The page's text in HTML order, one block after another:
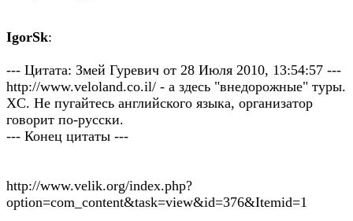
IgorSk:
--- Цитата: Змей Гуревич от 28 Июля 2010, 13:54:57 ---
http://www.veloland.co.il/ - а здесь "внедорожные" туры.
XC. Не пугайтесь английского языка, организатор
говорит по-русски.
--- Конец цитаты ---
http://www.velik.org/index.php?
option=com_content&task=view&id=376&Itemid=1